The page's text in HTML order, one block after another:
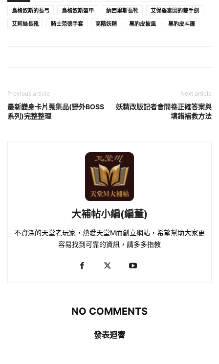
烏格奴斯的長弓
烏格奴斯盔甲 納西里斯長靴
艾保羅泰因的雙手劍
艾莉絲長靴
騎士范德手套 高階妖精 黑豹皮披風 黑豹皮斗篷
Previous article
最新變身卡片蒐集品(野外BOSS
系列)完整整理
Next article
妖精改版記者會問卷正確答案與
填錯補救方法
大補帖小編(編董)
不資深的天堂老玩家，熱愛天堂M而創立網站，希望幫助大家更
容易找到可靠的資訊，請多多指教
NO COMMENTS
發表迴響